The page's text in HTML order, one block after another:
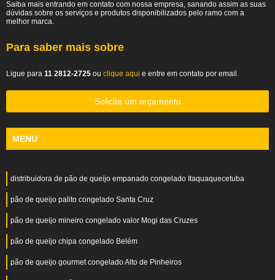
Saiba mais entrando em contato com nossa empresa, sanando assim as suas
dúvidas sobre os serviços e produtos disponibilizados pelo ramo com a
melhor marca.
Para saber mais sobre
Ligue para 11 2812-2725 ou clique aqui e entre em contato por email.
Solicite um orçamento
MENU
distribuidora de pão de queijo empanado congelado Itaquaquecetuba
pão de queijo palito congelado Santa Cruz
pão de queijo mineiro congelado valor Mogi das Cruzes
pão de queijo chipa congelado Belém
pão de queijo gourmet congelado Alto de Pinheiros